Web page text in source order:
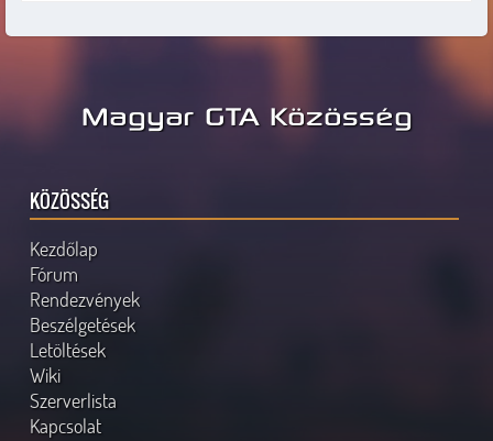
Magyar GTA Közösség
KÖZÖSSÉG
Kezdőlap
Fórum
Rendezvények
Beszélgetések
Letöltések
Wiki
Szerverlista
Kapcsolat